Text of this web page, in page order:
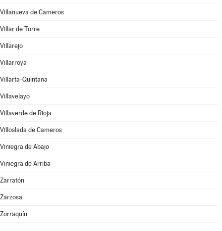
Villanueva de Cameros
Villar de Torre
Villarejo
Villarroya
Villarta-Quintana
Villavelayo
Villaverde de Rioja
Villoslada de Cameros
Viniegra de Abajo
Viniegra de Arriba
Zarratón
Zarzosa
Zorraquín